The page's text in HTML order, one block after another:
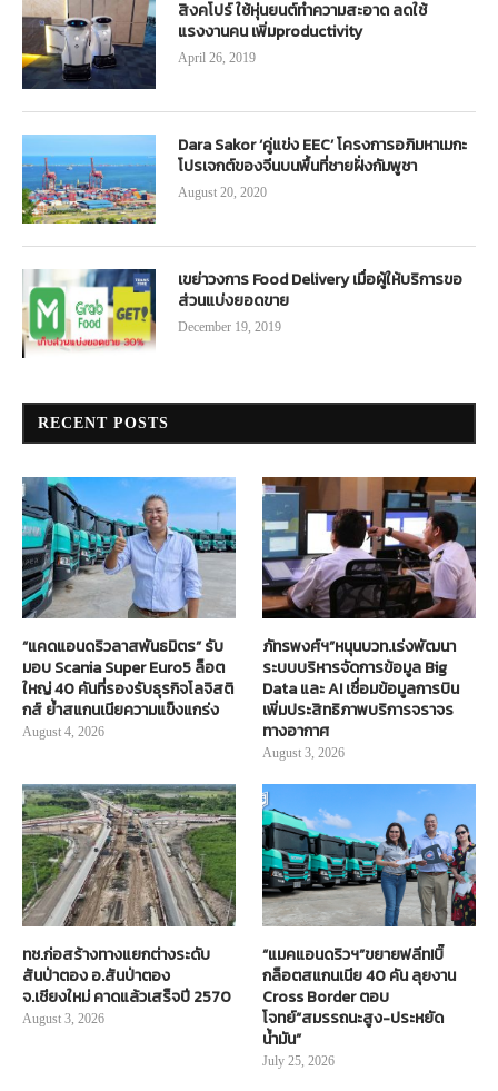
สิงคโปร์ ใช้หุ่นยนต์ทำความสะอาด ลดใช้
แรงงานคน เพิ่มproductivity
April 26, 2019
Dara Sakor ‘คู่แข่ง EEC’ โครงการอภิมหาเมกะ
โปรเจกต์ของจีนบนพื้นที่ชายฝั่งกัมพูชา
August 20, 2020
เขย่าวงการ Food Delivery เมื่อผู้ให้บริการขอ
ส่วนแบ่งยอดขาย
December 19, 2019
RECENT POSTS
“แคดแอนดริวลาสพันธมิตร” รับ
มอบ Scania Super Euro5 ล็อต
ใหญ่ 40 คันที่รองรับธุรกิจโลจิสติ
กส์ ย้ำสแกนเนียความแข็งแกร่ง
August 4, 2026
ภัทรพงศ์ฯ”หนุนบวท.เร่งพัฒนา
ระบบบริหารจัดการข้อมูล Big
Data และ AI เชื่อมข้อมูลการบิน
เพิ่มประสิทธิภาพบริการจราจร
ทางอากาศ
August 3, 2026
ทช.ก่อสร้างทางแยกต่างระดับ
สันป่าตอง อ.สันป่าตอง
จ.เชียงใหม่ คาดแล้วเสร็จปี 2570
August 3, 2026
“แมคแอนดริวฯ”ขยายฟลีท!บิ๊
กล็อตสแกนเนีย 40 คัน ลุยงาน
Cross Border ตอบ
โจทย์“สมรรถนะสูง-ประหยัด
น้ำมัน”
July 25, 2026